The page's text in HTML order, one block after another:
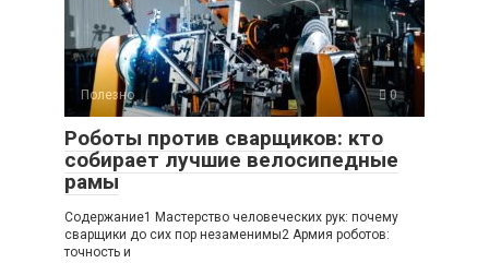
Полезно 0
Роботы против сварщиков: кто
собирает лучшие велосипедные
рамы
Содержание1 Мастерство человеческих рук: почему
сварщики до сих пор незаменимы2 Армия роботов:
точность и